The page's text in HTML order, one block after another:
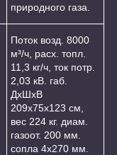
природного газа.
Поток возд. 8000
м³/ч, расх. топл.
11,3 кг/ч, ток потр.
2,03 кВ. габ.
ДхШхВ
209х75х123 см,
вес 224 кг. диам.
газоот. 200 мм.
сопла 4х270 мм.